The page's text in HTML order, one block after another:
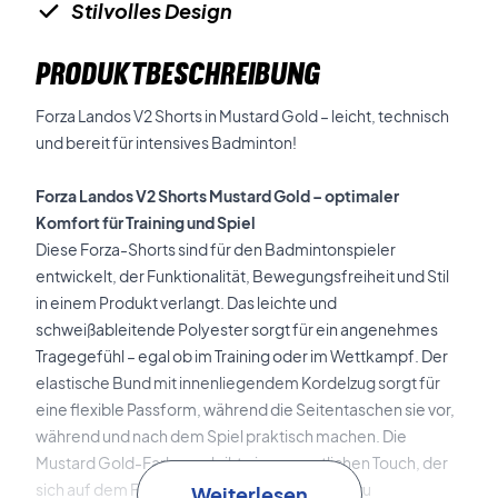
Stilvolles Design
PRODUKTBESCHREIBUNG
Forza Landos V2 Shorts in Mustard Gold – leicht, technisch
und bereit für intensives Badminton!
Forza Landos V2 Shorts Mustard Gold – optimaler
Komfort für Training und Spiel
Diese Forza-Shorts sind für den Badmintonspieler
entwickelt, der Funktionalität, Bewegungsfreiheit und Stil
in einem Produkt verlangt. Das leichte und
schweißableitende Polyester sorgt für ein angenehmes
Tragegefühl – egal ob im Training oder im Wettkampf. Der
elastische Bund mit innenliegendem Kordelzug sorgt für
eine flexible Passform, während die Seitentaschen sie vor,
während und nach dem Spiel praktisch machen. Die
Mustard Gold-Farbe verleiht einen sportlichen Touch, der
sich auf dem Feld abhebt, ohne die Funktion zu